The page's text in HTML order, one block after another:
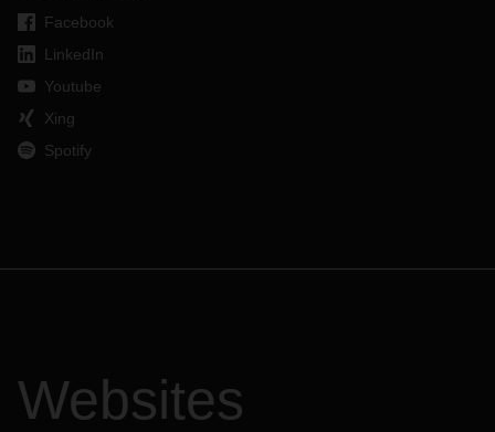
Facebook
LinkedIn
Youtube
Xing
Spotify
Websites